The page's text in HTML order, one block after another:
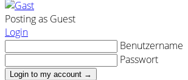
Posting as Guest
Login
Benutzername
Passwort
Login to my account →